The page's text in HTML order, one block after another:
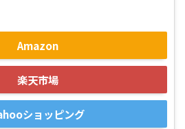
Amazon
楽天市場
ショッピング